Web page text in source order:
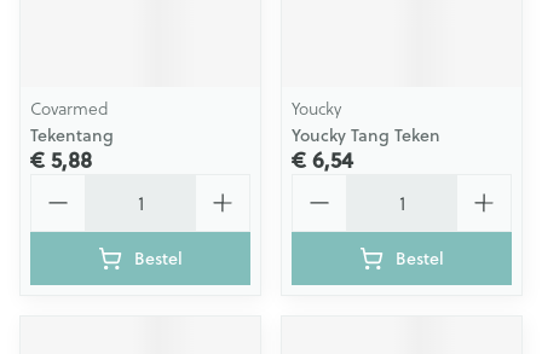
Covarmed
Tekentang
€ 5,88
Bestel
Youcky
Youcky Tang Teken
€ 6,54
Bestel